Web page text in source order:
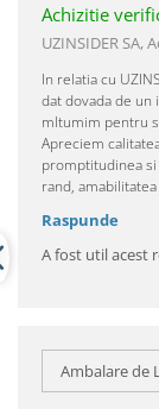
Achizitie
UZINSIDER SA,
In relatia cu
dat dovada de un
mltumim pentru
Apreciem
promptitudinea
rand,
Raspunde
A fost util acest
Ambalare de